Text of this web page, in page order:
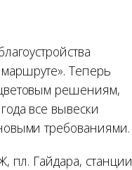
Теперь
решениям,
все вывески
требованиями.
пл. Гайдара, станции